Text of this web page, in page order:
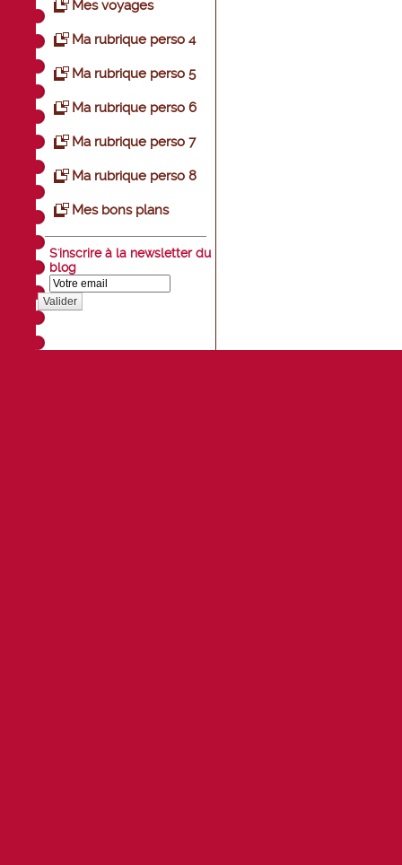
Mes voyages
Ma rubrique perso 4
Ma rubrique perso 5
Ma rubrique perso 6
Ma rubrique perso 7
Ma rubrique perso 8
Mes bons plans
S'inscrire à la newsletter du
blog
Valider